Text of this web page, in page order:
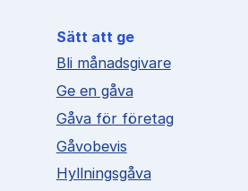
Sätt att ge
Bli månadsgivare
Ge en gåva
Gåva för företag
Gåvobevis
Hyllningsgåva